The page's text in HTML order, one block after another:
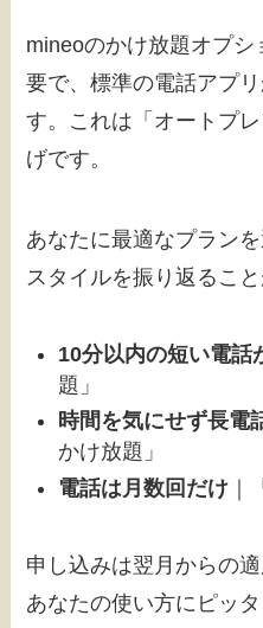
mineoのかけ放題オプ
要で、標準の電話アプ
す。これは「オートプ
げです。
あなたに最適なプラン
スタイルを振り返ること
10分以内の短い電話
題」
時間を気にせず長電
かけ放題」
電話は月数回だけ ｜
申し込みは翌月からの
あなたの使い方にピッ